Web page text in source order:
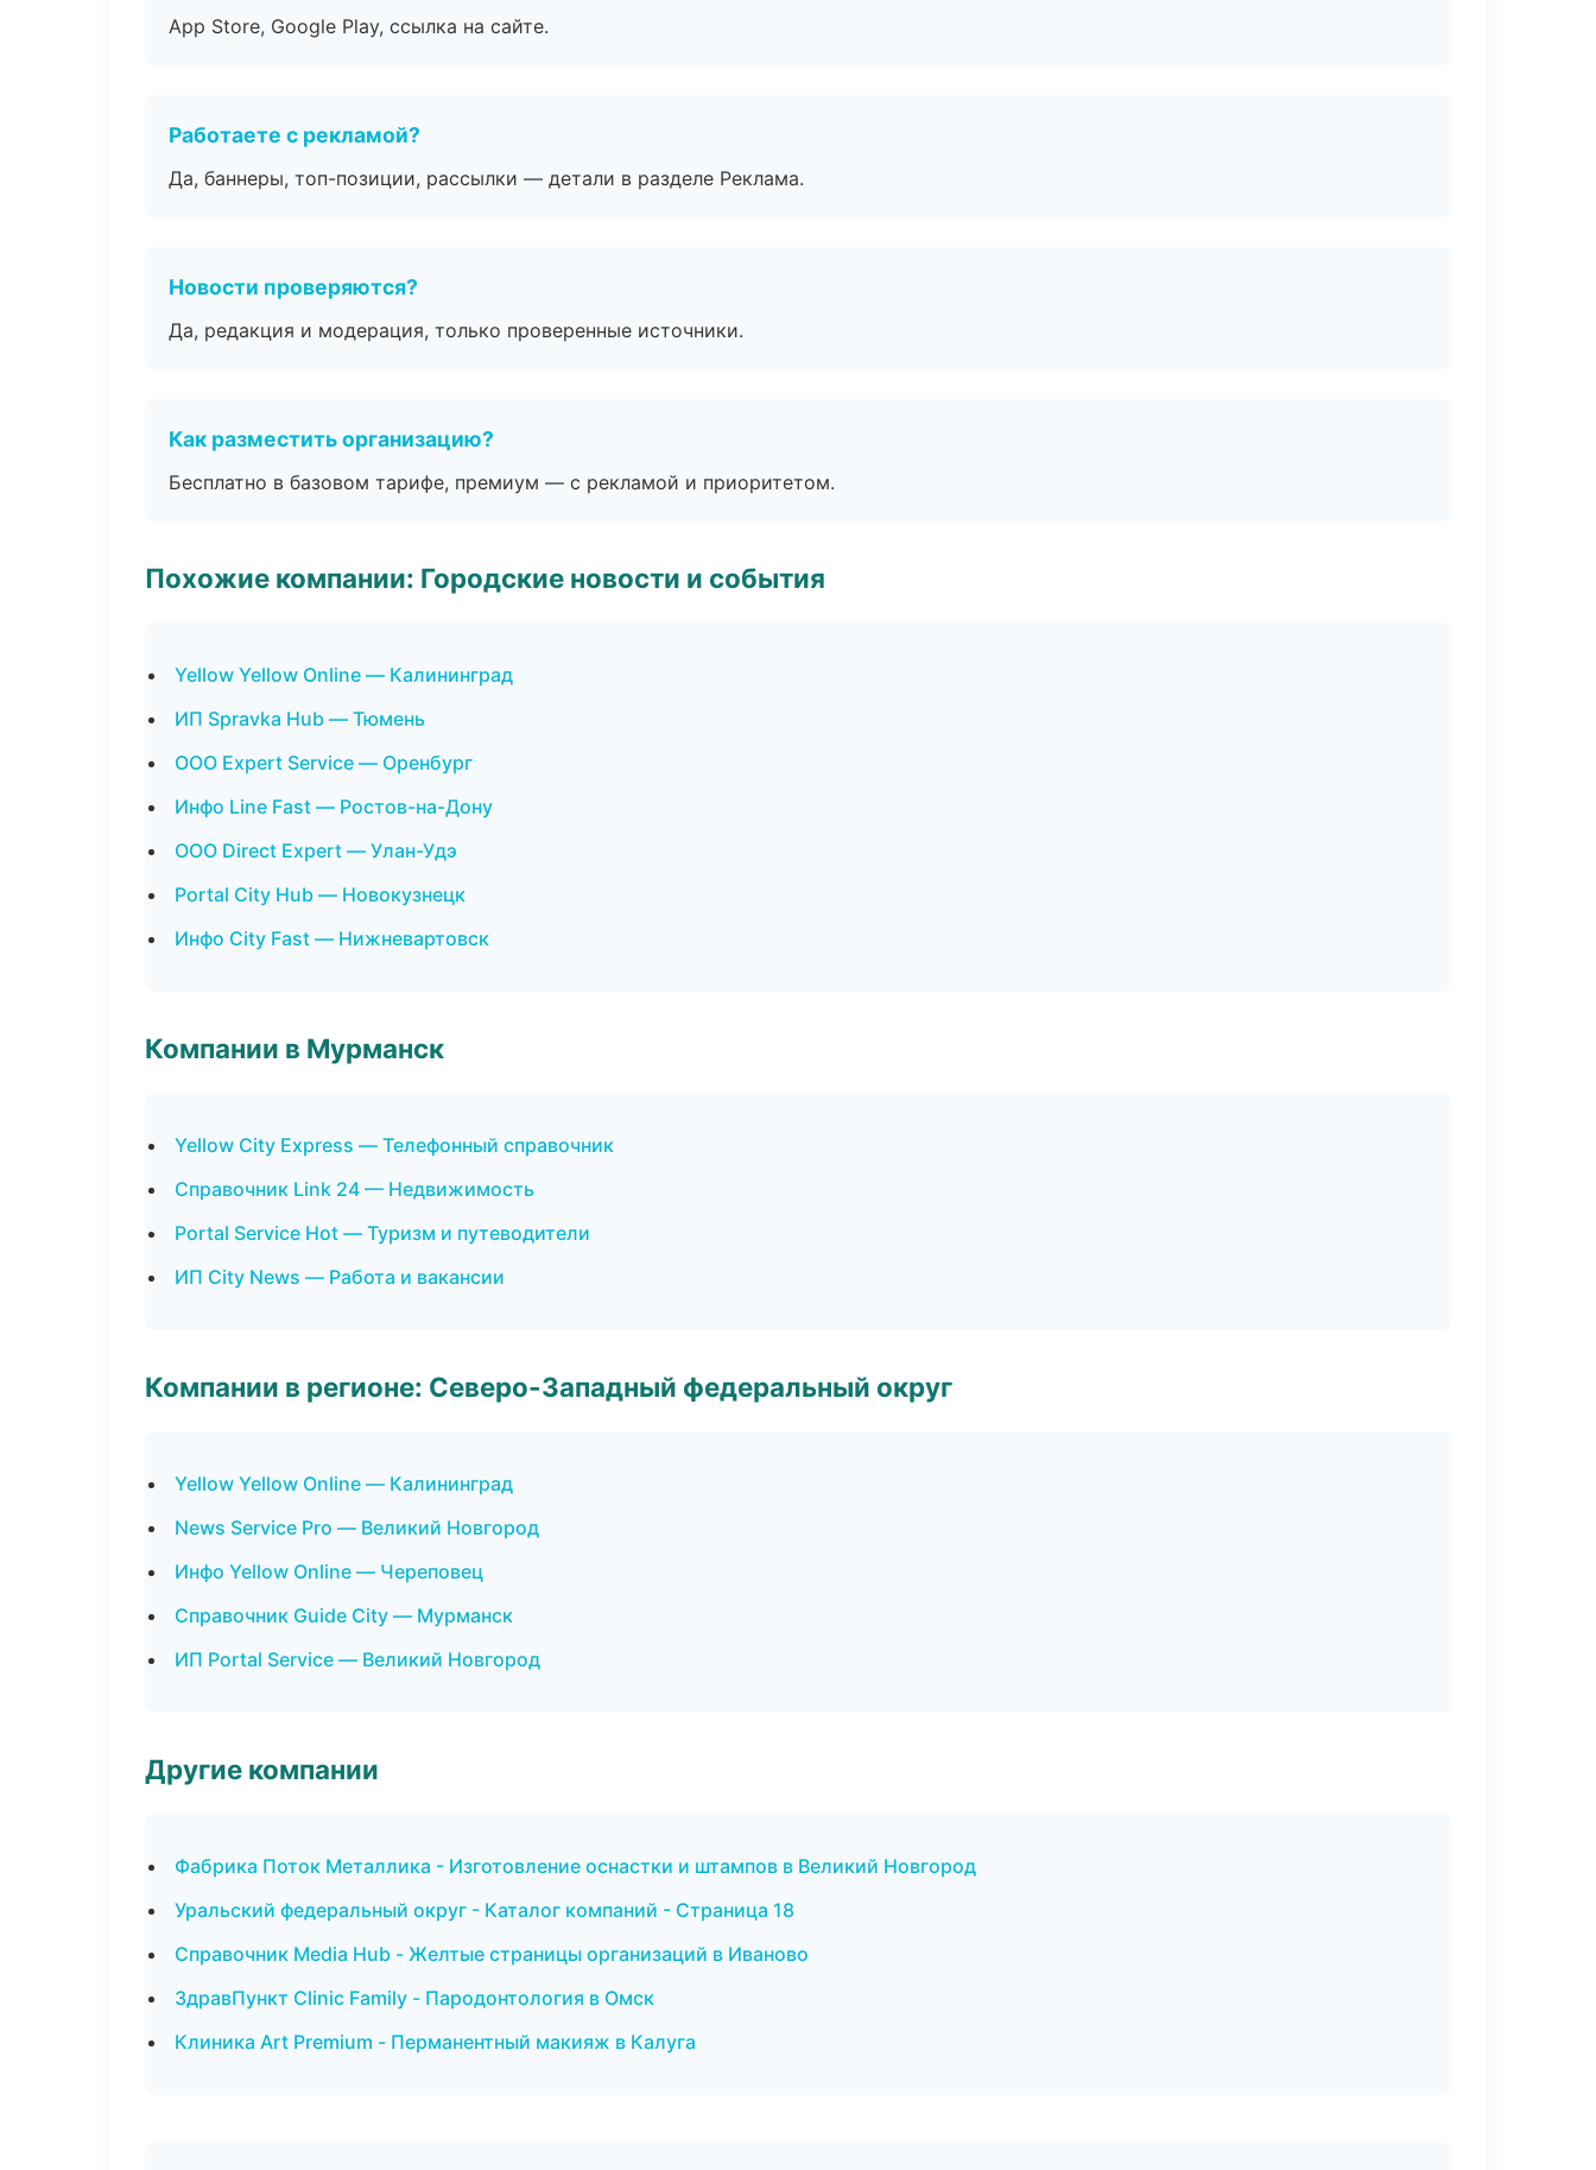
App Store, Google Play, ссылка на сайте.
Работаете с рекламой?
Да, баннеры, топ-позиции, рассылки — детали в разделе Реклама.
Новости проверяются?
Да, редакция и модерация, только проверенные источники.
Как разместить организацию?
Бесплатно в базовом тарифе, премиум — с рекламой и приоритетом.
Похожие компании: Городские новости и события
Yellow Yellow Online — Калининград
ИП Spravka Hub — Тюмень
ООО Expert Service — Оренбург
Инфо Line Fast — Ростов-на-Дону
ООО Direct Expert — Улан-Удэ
Portal City Hub — Новокузнецк
Инфо City Fast — Нижневартовск
Компании в Мурманск
Yellow City Express — Телефонный справочник
Справочник Link 24 — Недвижимость
Portal Service Hot — Туризм и путеводители
ИП City News — Работа и вакансии
Компании в регионе: Северо-Западный федеральный округ
Yellow Yellow Online — Калининград
News Service Pro — Великий Новгород
Инфо Yellow Online — Череповец
Справочник Guide City — Мурманск
ИП Portal Service — Великий Новгород
Другие компании
Фабрика Поток Металлика - Изготовление оснастки и штампов в Великий Новгород
Уральский федеральный округ - Каталог компаний - Страница 18
Справочник Media Hub - Желтые страницы организаций в Иваново
ЗдравПункт Clinic Family - Пародонтология в Омск
Клиника Art Premium - Перманентный макияж в Калуга